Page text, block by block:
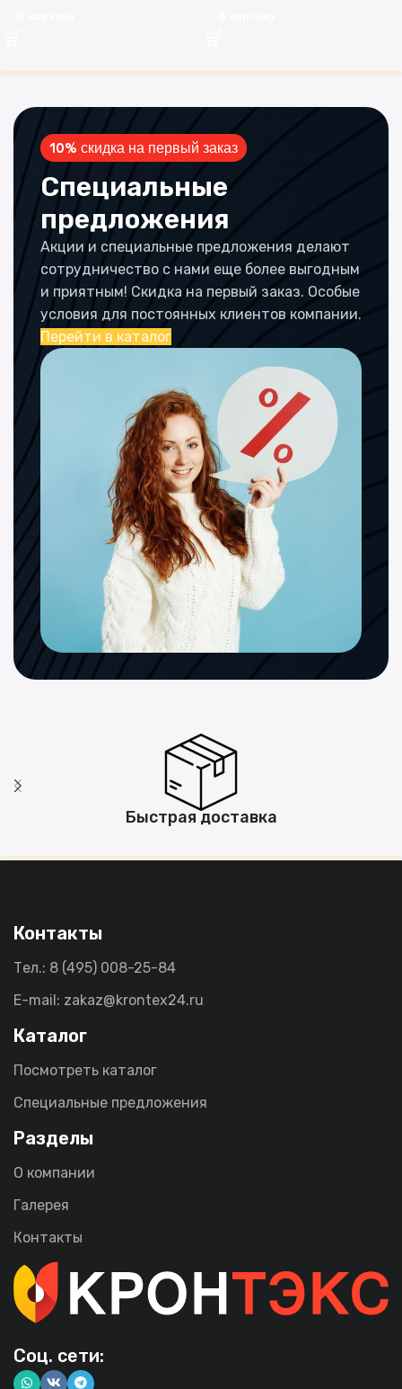
10% скидка на первый заказ
Специальные
предложения
Акции и специальные предложения делают
сотрудничество с нами еще более выгодным
и приятным! Скидка на первый заказ. Особые
условия для постоянных клиентов компании.
Перейти в каталог
Быстрая доставка
Контакты
Тел.: 8 (495) 008-25-84
E-mail: zakaz@krontex24.ru
Каталог
Посмотреть каталог
Специальные предложения
Разделы
О компании
Галерея
Контакты
Соц. сети: